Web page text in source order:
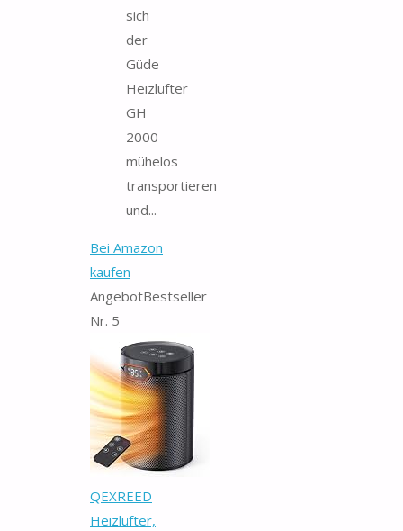
sich
der
Güde
Heizlüfter
GH
2000
mühelos
transportieren
und...
Bei Amazon
kaufen
AngebotBestseller
Nr. 5
QEXREED
Heizlüfter,